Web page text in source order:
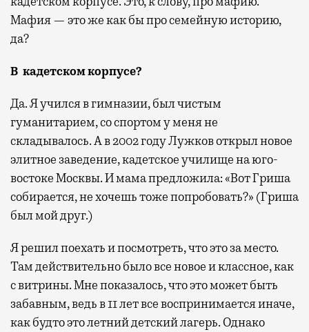
Мафия — это же как бы про семейную историю,
да?
В кадетском корпусе?
Да. Я учился в гимназии, был чистым
гуманитарием, со спортом у меня не
складывалось. А в 2002 году Лужков открыл новое
элитное заведение, кадетское училище на юго-
востоке Москвы. И мама предложила: «Вот Гриша
собирается, не хочешь тоже попробовать?» (Гриша
был мой друг.)
Я решил поехать и посмотреть, что это за место.
Там действительно было все новое и классное, как
с витрины. Мне показалось, что это может быть
забавным, ведь в 11 лет все воспринимается иначе,
как будто это летний детский лагерь. Однако